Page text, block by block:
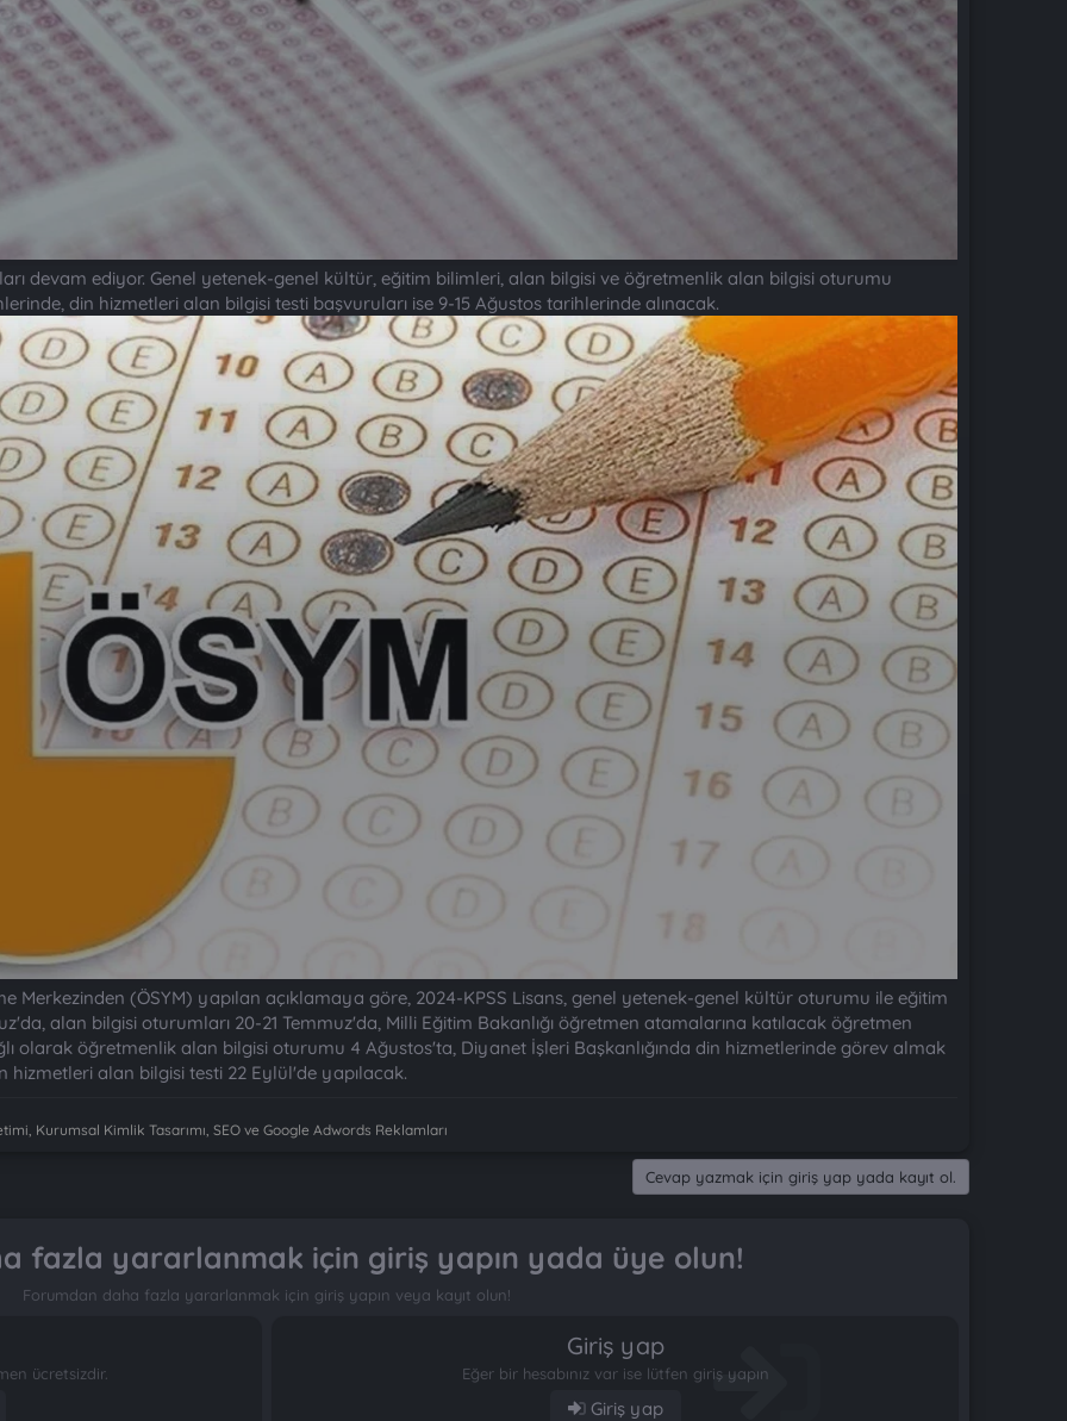
devam ediyor. Genel yetenek-genel kültür, eğitim bilimleri, alan bilgisi ve öğretmenlik alan bilgisi oturumu
din hizmetleri alan bilgisi testi başvuruları ise 9-15 Ağustos tarihlerinde alınacak.
Merkezinden (ÖSYM) yapılan açıklamaya göre, 2024-KPSS Lisans, genel yetenek-genel kültür oturumu ile eğitim
alan bilgisi oturumları 20-21 Temmuz'da, Milli Eğitim Bakanlığı öğretmen atamalarına katılacak öğretmen
olarak öğretmenlik alan bilgisi oturumu 4 Ağustos'ta, Diyanet İşleri Başkanlığında din hizmetlerinde görev almak
hizmetleri alan bilgisi testi 22 Eylül'de yapılacak.
Kurumsal Kimlik Tasarımı, SEO ve Google Adwords Reklamları
Cevap yazmak için giriş yap yada kayıt ol.
fazla yararlanmak için giriş yapın yada üye olun!
Forumdan daha fazla yararlanmak için giriş yapın veya kayıt olun!
ücretsizdir.
Giriş yap
Eğer bir hesabınız var ise lütfen giriş yapın
Giriş yap